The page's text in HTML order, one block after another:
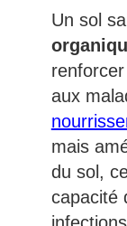
Un sol
aux
mais
du sol,
capacité